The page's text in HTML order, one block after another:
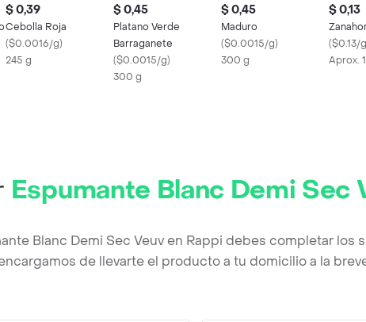
$ 0,39
Cebolla Roja
($0.0016/g)
245 g
$ 0,45
Platano Verde
Barraganete
($0.0015/g)
300 g
$ 0,45
Maduro
($0.0015/g)
300 g
$ 0,13
($0.13/g
Aprox.
Espumante Blanc Demi Sec
Blanc Demi Sec Veuv en Rappi debes completar los
de llevarte el producto a tu domicilio a la